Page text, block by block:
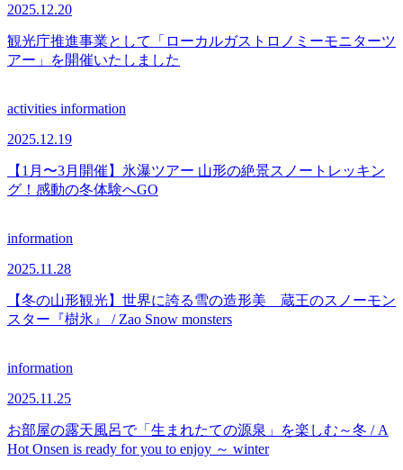
2025.12.20
観光庁推進事業として「ローカルガストロノミーモニターツ
アー」を開催いたしました
activities information
2025.12.19
【1月〜3月開催】氷瀑ツアー 山形の絶景スノートレッキン
グ！感動の冬体験へGO
information
2025.11.28
【冬の山形観光】世界に誇る雪の造形美 蔵王のスノーモン
スター『樹氷』 / Zao Snow monsters
information
2025.11.25
お部屋の露天風呂で「生まれたての源泉」を楽しむ～冬 / A
Hot Onsen is ready for you to enjoy ～ winter